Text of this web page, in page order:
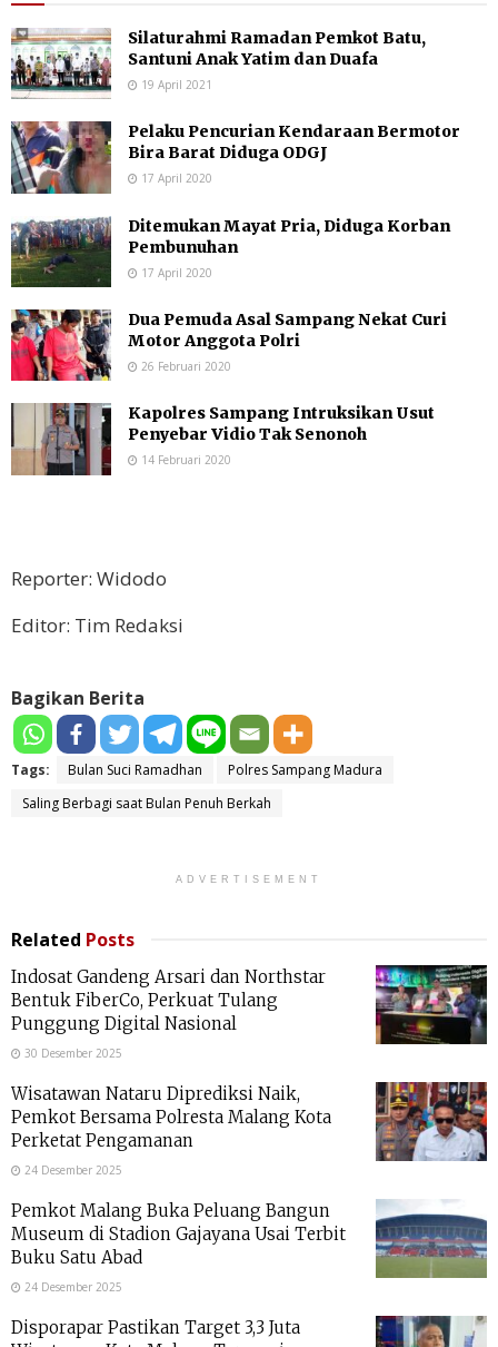
Silaturahmi Ramadan Pemkot Batu,
Santuni Anak Yatim dan Duafa
19 April 2021
Pelaku Pencurian Kendaraan Bermotor
Bira Barat Diduga ODGJ
17 April 2020
Ditemukan Mayat Pria, Diduga Korban
Pembunuhan
17 April 2020
Dua Pemuda Asal Sampang Nekat Curi
Motor Anggota Polri
26 Februari 2020
Kapolres Sampang Intruksikan Usut
Penyebar Vidio Tak Senonoh
14 Februari 2020
Reporter: Widodo
Editor: Tim Redaksi
Bagikan Berita
Tags: Bulan Suci Ramadhan
Polres Sampang Madura
Saling Berbagi saat Bulan Penuh Berkah
ADVERTISEMENT
Related Posts
Indosat Gandeng Arsari dan Northstar
Bentuk FiberCo, Perkuat Tulang
Punggung Digital Nasional
30 Desember 2025
Wisatawan Nataru Diprediksi Naik,
Pemkot Bersama Polresta Malang Kota
Perketat Pengamanan
24 Desember 2025
Pemkot Malang Buka Peluang Bangun
Museum di Stadion Gajayana Usai Terbit
Buku Satu Abad
24 Desember 2025
Disporapar Pastikan Target 3,3 Juta